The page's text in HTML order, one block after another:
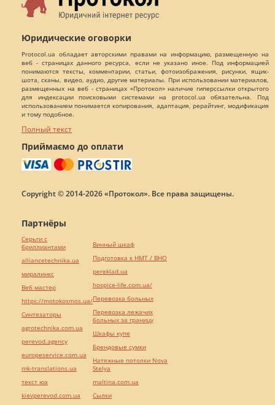
Юридические оговорки
Protocol.ua обладает авторскими правами на информацию, размещенную на
веб - страницах данного ресурса, если не указано иное. Под информацией
понимаются тексты, комментарии, статьи, фотоизображения, рисунки, ящик-
шота, сканы, видео, аудио, другие материалы. При использовании материалов,
размещенных на веб - страницах «Протокол» наличие гиперссылки открытого
для индексации поисковыми системами на protocol.ua обязательна. Под
использованием понимается копирования, адаптация, рерайтинг, модификация
и тому подобное.
Полный текст
Приймаємо до оплати
Copyright © 2014-2026 «Протокол». Все права защищены.
Партнёры
Серьги с
бриллиантами
alliancetechnika.ua
миралинкс
Веб мастер
https://motokosmos.ua/
Синтезаторы
agrotechnika.com.ua
perevod.agency
europeservice.com.ua
mk-translations.ua
текст юа
kievperevod.com.ua
Винный шкаф
Подготовка к НМТ / ВНО
pereklad.ua
hospice-life.com.ua/
Перевозка больных
Перевозка лежачих
больных за границу
Шкафы купе
Брендовые сумки
Натяжные потолки Nova
Stelya
maltina.com.ua
Cылки